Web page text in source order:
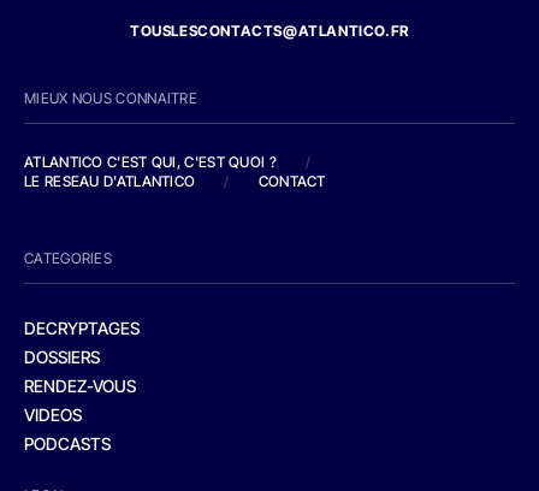
TOUSLESCONTACTS@ATLANTICO.FR
MIEUX NOUS CONNAITRE
ATLANTICO C'EST QUI, C'EST QUOI ?
/
LE RESEAU D'ATLANTICO
/ CONTACT
CATEGORIES
DECRYPTAGES
DOSSIERS
RENDEZ-VOUS
VIDEOS
PODCASTS